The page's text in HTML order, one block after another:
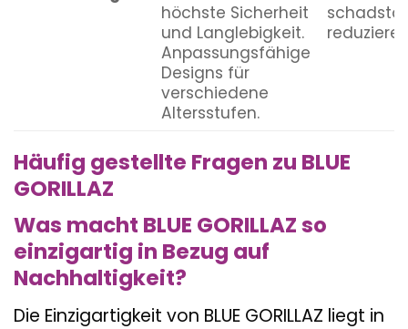
höchste Sicherheit
und Langlebigkeit.
Anpassungsfähige
Designs für
verschiedene
Altersstufen.
Häufig gestellte Fragen zu BLUE
GORILLAZ
Was macht BLUE GORILLAZ so
einzigartig in Bezug auf
Nachhaltigkeit?
Die Einzigartigkeit von BLUE GORILLAZ liegt in